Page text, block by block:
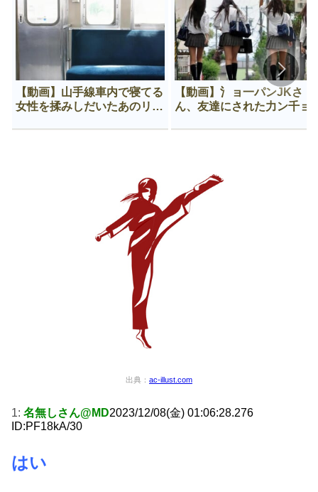
【動画】山手線車内で寝てる
女性を揉みしだいたあのリー
【動画】氵ョ一パンJKさ
ん、友達にされた力ン千ョ
出典： ac-illust.com
1: 名無しさん@MD2023/12/08(金) 01:06:28.276
ID:PF18kA/30
はい